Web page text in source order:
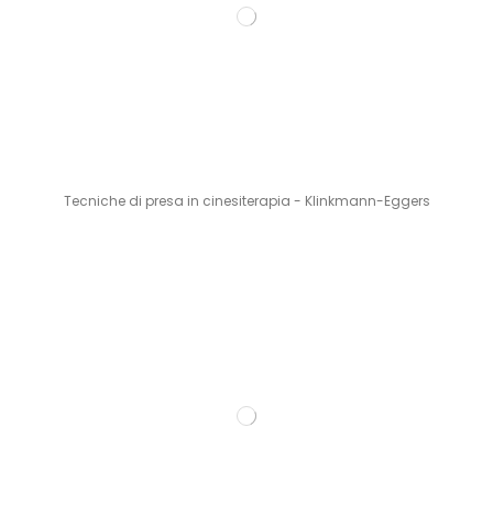
Tecniche di presa in cinesiterapia - Klinkmann-Eggers